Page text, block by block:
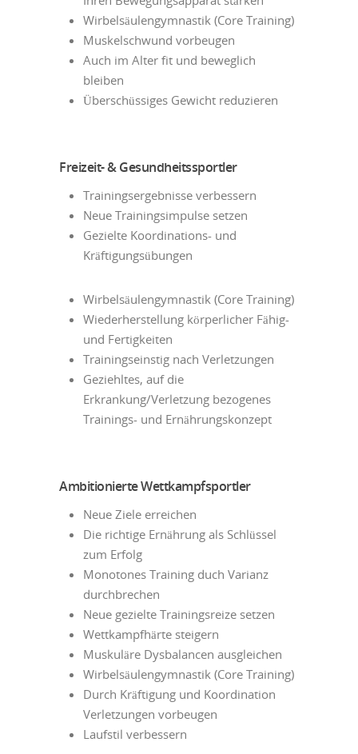
Wirbelsäulengymnastik (Core Training)
Muskelschwund vorbeugen
Auch im Alter fit und beweglich
bleiben
Überschüssiges Gewicht reduzieren
Freizeit- & Gesundheitssportler
Trainingsergebnisse verbessern
Neue Trainingsimpulse setzen
Gezielte Koordinations- und
Kräftigungsübungen
Wirbelsäulengymnastik (Core Training)
Wiederherstellung körperlicher Fähig-
und Fertigkeiten
Trainingseinstig nach Verletzungen
Geziehltes, auf die
Erkrankung/Verletzung bezogenes
Trainings- und Ernährungskonzept
Ambitionierte Wettkampfsportler
Neue Ziele erreichen
Die richtige Ernährung als Schlüssel
zum Erfolg
Monotones Training duch Varianz
durchbrechen
Neue gezielte Trainingsreize setzen
Wettkampfhärte steigern
Muskuläre Dysbalancen ausgleichen
Wirbelsäulengymnastik (Core Training)
Durch Kräftigung und Koordination
Verletzungen vorbeugen
Laufstil verbessern